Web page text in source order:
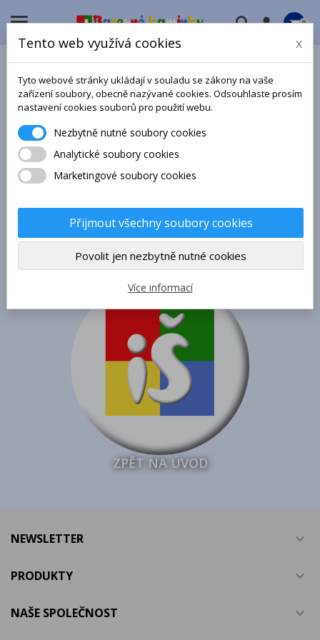
 0
Oprava starších instalací 1.
Pokud starší instalované programy nepracují
správně anebo program přestávají v průběhu
opravný instalátor:
- opravný instalátor pro Windows XP, Vista,
Windows 7zde >>
- opravný instalátor pro Windows 8 a novějšízde
ZPĚT NA ÚVOD
NEWSLETTER 
PRODUKTY 
NAŠE SPOLEČNOST 
Tento web využívá cookies x
Tyto webové stránky ukládají v souladu se zákony na vaše
zařízení soubory, obecně nazývané cookies. Odsouhlaste prosím
nastavení cookies souborů pro použití webu.
Nezbytně nutné soubory cookies
Analytické soubory cookies
Marketingové soubory cookies
Přijmout všechny soubory cookies
Povolit jen nezbytně nutné cookies
Více informací